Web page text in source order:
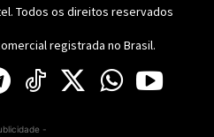
. Todos os direitos reservados
registrada no Brasil.
-